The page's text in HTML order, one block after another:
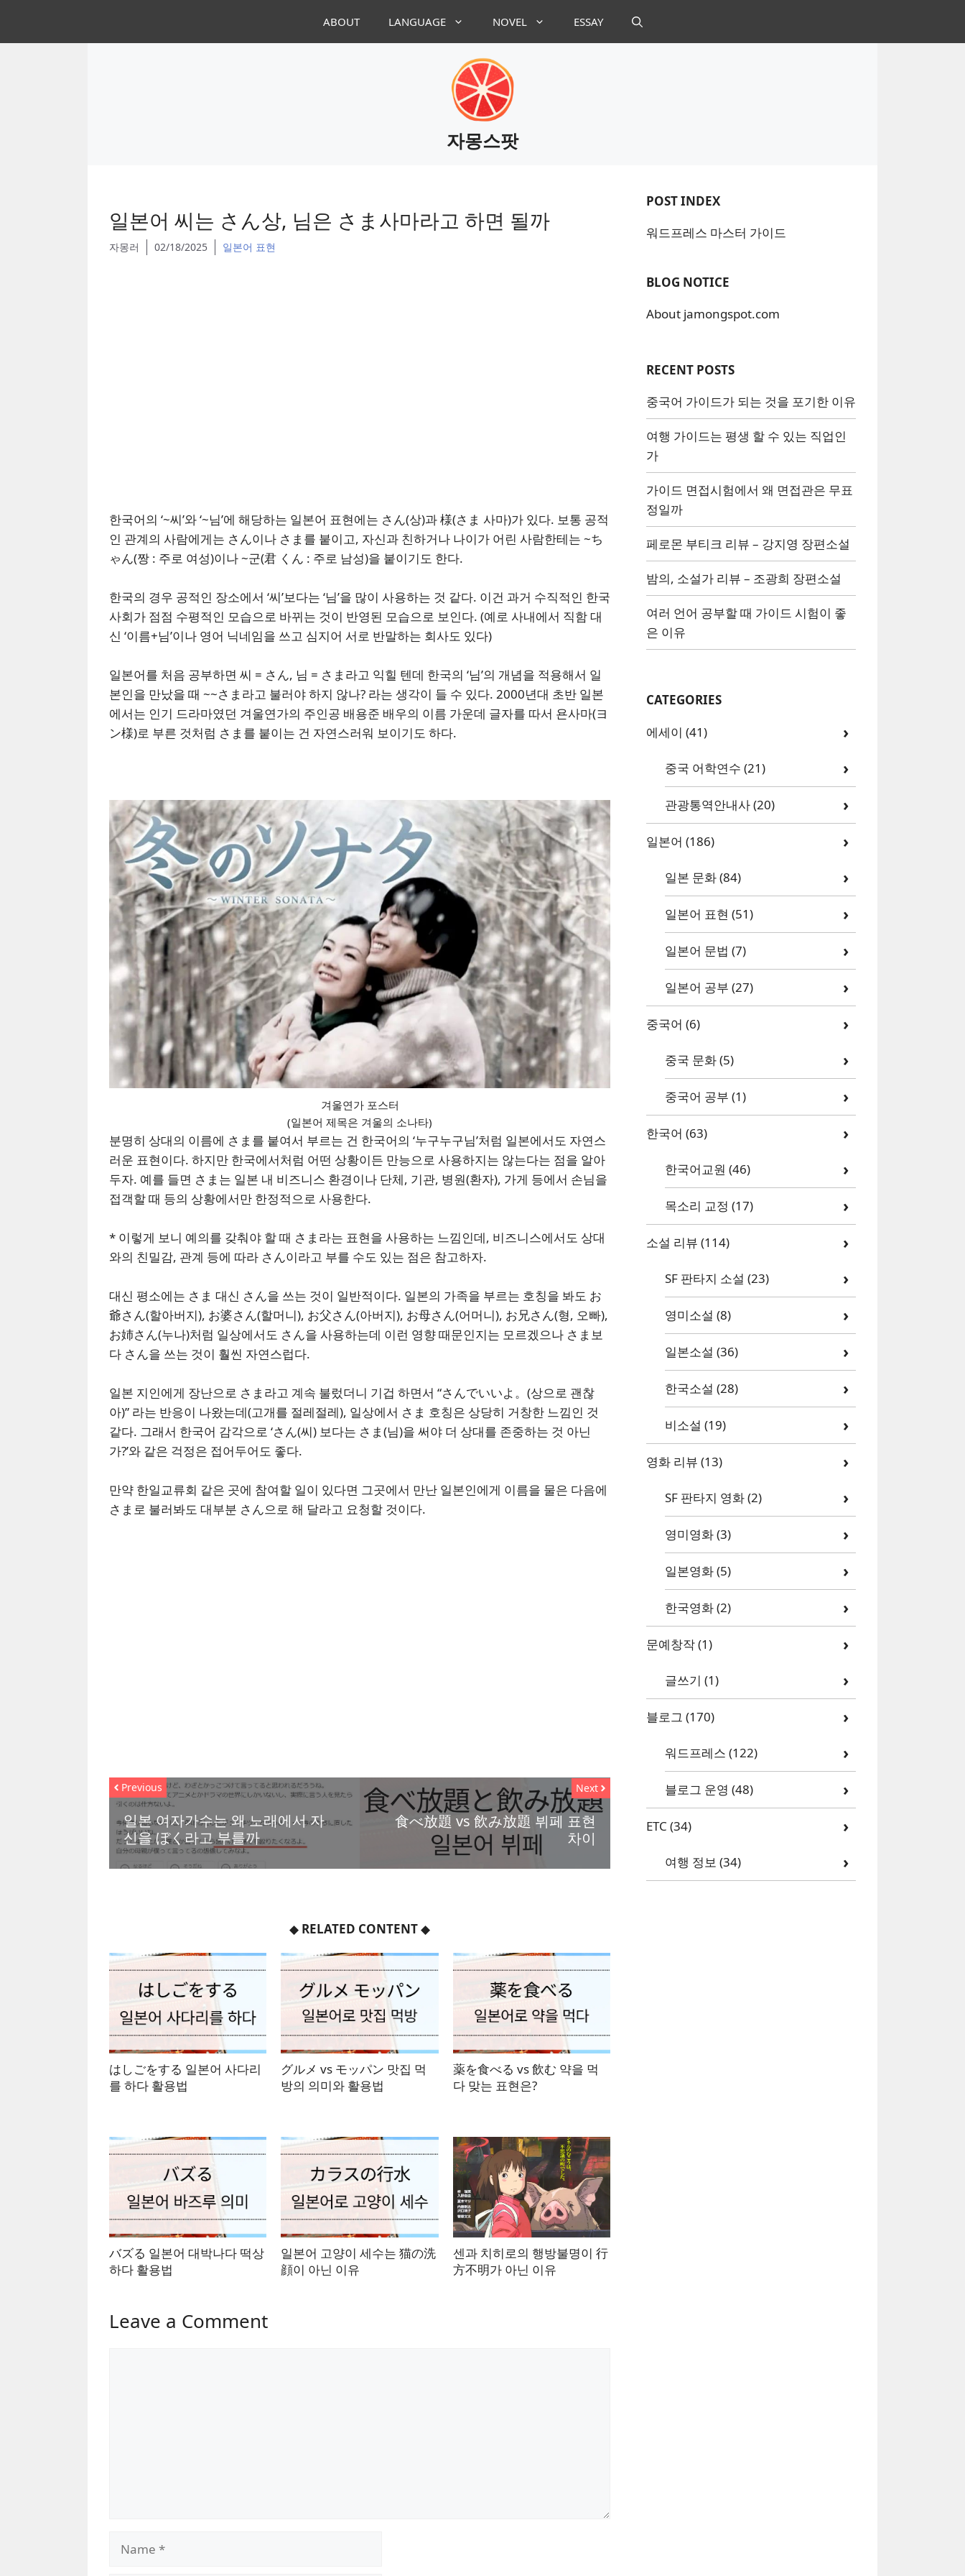
content
ABOUT LANGUAGE NOVEL ESSAY
자몽스팟
일본어 씨는 さん상, 님은 さま사마라고 하면 될까
자몽러 02/18/2025 일본어 표현
한국어의 ‘~씨’와 ‘~님’에 해당하는 일본어 표현에는 さん(상)과 様(さま 사마)가 있다. 보통 공적
인 관계의 사람에게는 さん이나 さま를 붙이고, 자신과 친하거나 나이가 어린 사람한테는 ~ち
ゃん(짱 : 주로 여성)이나 ~군(君 くん : 주로 남성)을 붙이기도 한다.
한국의 경우 공적인 장소에서 ‘씨’보다는 ‘님’을 많이 사용하는 것 같다. 이건 과거 수직적인 한국
사회가 점점 수평적인 모습으로 바뀌는 것이 반영된 모습으로 보인다. (예로 사내에서 직함 대
신 ‘이름+님’이나 영어 닉네임을 쓰고 심지어 서로 반말하는 회사도 있다)
일본어를 처음 공부하면 씨 = さん, 님 = さま라고 익힐 텐데 한국의 ‘님’의 개념을 적용해서 일
본인을 만났을 때 ~~さま라고 불러야 하지 않나? 라는 생각이 들 수 있다. 2000년대 초반 일본
에서는 인기 드라마였던 겨울연가의 주인공 배용준 배우의 이름 가운데 글자를 따서 욘사마(ヨ
ン様)로 부른 것처럼 さま를 붙이는 건 자연스러워 보이기도 하다.
겨울연가 포스터
(일본어 제목은 겨울의 소나타)
분명히 상대의 이름에 さま를 붙여서 부르는 건 한국어의 ‘누구누구님’처럼 일본에서도 자연스
러운 표현이다. 하지만 한국에서처럼 어떤 상황이든 만능으로 사용하지는 않는다는 점을 알아
두자. 예를 들면 さま는 일본 내 비즈니스 환경이나 단체, 기관, 병원(환자), 가게 등에서 손님을
접객할 때 등의 상황에서만 한정적으로 사용한다.
* 이렇게 보니 예의를 갖춰야 할 때 さま라는 표현을 사용하는 느낌인데, 비즈니스에서도 상대
와의 친밀감, 관계 등에 따라 さん이라고 부를 수도 있는 점은 참고하자.
대신 평소에는 さま 대신 さん을 쓰는 것이 일반적이다. 일본의 가족을 부르는 호칭을 봐도 お
爺さん(할아버지), お婆さん(할머니), お父さん(아버지), お母さん(어머니), お兄さん(형, 오빠),
お姉さん(누나)처럼 일상에서도 さん을 사용하는데 이런 영향 때문인지는 모르겠으나 さま보
다 さん을 쓰는 것이 훨씬 자연스럽다.
일본 지인에게 장난으로 さま라고 계속 불렀더니 기겁 하면서 “さんでいいよ。(상으로 괜찮
아)” 라는 반응이 나왔는데(고개를 절레절레), 일상에서 さま 호칭은 상당히 거창한 느낌인 것
같다. 그래서 한국어 감각으로 ‘さん(씨) 보다는 さま(님)을 써야 더 상대를 존중하는 것 아닌
가?’와 같은 걱정은 접어두어도 좋다.
만약 한일교류회 같은 곳에 참여할 일이 있다면 그곳에서 만난 일본인에게 이름을 물은 다음에
さま로 불러봐도 대부분 さん으로 해 달라고 요청할 것이다.
Previous
일본 여자가수는 왜 노래에서 자
신을 ぼく라고 부를까
Next
食べ放題 vs 飲み放題 뷔페 표현
차이
◆ RELATED CONTENT◆
はしごをする 일본어 사다리
를 하다 활용법
グルメ vs モッパン 맛집 먹
방의 의미와 활용법
薬を食べる vs 飲む 약을 먹
다 맞는 표현은?
バズる 일본어 대박나다 떡상
하다 활용법
일본어 고양이 세수는 猫の洗
顔이 아닌 이유
센과 치히로의 행방불명이 行
方不明가 아닌 이유
Leave a Comment
POST INDEX
워드프레스 마스터 가이드
BLOG NOTICE
About jamongspot.com
RECENT POSTS
중국어 가이드가 되는 것을 포기한 이유
여행 가이드는 평생 할 수 있는 직업인
가
가이드 면접시험에서 왜 면접관은 무표
정일까
페로몬 부티크 리뷰 – 강지영 장편소설
밤의, 소설가 리뷰 – 조광희 장편소설
여러 언어 공부할 때 가이드 시험이 좋
은 이유
CATEGORIES
에세이 (41)
중국 어학연수 (21)
관광통역안내사(20)
일본어 (186)
일본 문화(84)
일본어 표현 (51)
일본어 문법 (7)
일본어 공부 (27)
중국어 (6)
중국 문화(5)
중국어 공부 (1)
한국어 (63)
한국어교원 (46)
목소리 교정 (17)
소설 리뷰 (114)
SF 판타지 소설 (23)
영미소설 (8)
일본소설 (36)
한국소설 (28)
비소설 (19)
영화 리뷰 (13)
SF 판타지 영화(2)
영미영화(3)
일본영화(5)
한국영화(2)
문예창작(1)
글쓰기 (1)
블로그 (170)
워드프레스 (122)
블로그 운영 (48)
ETC (34)
여행 정보 (34)